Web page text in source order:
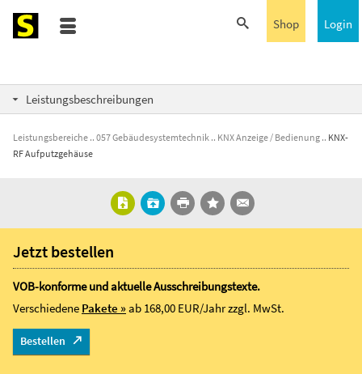
Login
Shop
Leistungsbeschreibungen
Leistungsbereiche 057 Gebäudesystemtechnik KNX Anzeige / Bedienung
KNX-
RF Aufputzgehäuse
Jetzt bestellen
VOB-konforme und aktuelle Ausschreibungstexte.
Verschiedene Pakete »ab 168,00 EUR/Jahrzzgl. MwSt.
Bestellen